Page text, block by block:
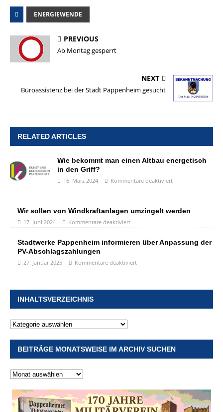
ENERGIEWENDE
PREVIOUS
Ab Montag gesperrt
NEXT
Büroassistenz bei der Stadt Pappenheim gesucht
RELATED ARTICLES
Wie bekommt man einen Altbau energetisch
in den Griff?
16. März 2024 Kommentare deaktiviert
Wir sollen von Windkraftanlagen umzingelt werden
17. Juni 2024 Kommentare deaktiviert
Stadtwerke Pappenheim informieren über Anpassung der
PV-Abschlagszahlungen
27. Januar 2025 Kommentare deaktiviert
INHALTSVERZEICHNIS
BEITRÄGE MONATSWEISE IM ARCHIV SUCHEN